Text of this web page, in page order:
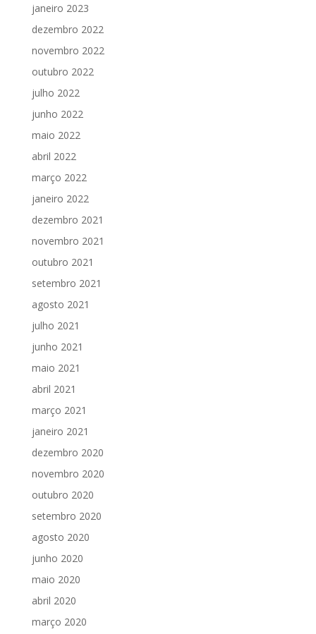
janeiro 2023
dezembro 2022
novembro 2022
outubro 2022
julho 2022
junho 2022
maio 2022
abril 2022
março 2022
janeiro 2022
dezembro 2021
novembro 2021
outubro 2021
setembro 2021
agosto 2021
julho 2021
junho 2021
maio 2021
abril 2021
março 2021
janeiro 2021
dezembro 2020
novembro 2020
outubro 2020
setembro 2020
agosto 2020
junho 2020
maio 2020
abril 2020
março 2020